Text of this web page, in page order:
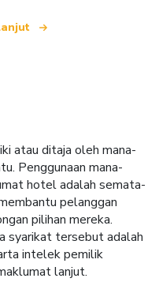
atau ditaja oleh mana-
Penggunaan mana-
hotel adalah semata-
pelanggan
pilihan mereka.
syarikat tersebut adalah
intelek pemilik
lanjut.